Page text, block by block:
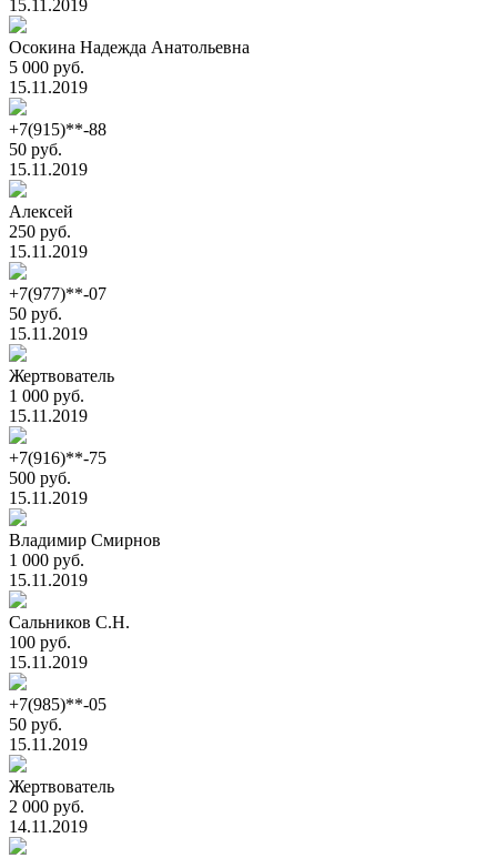
15.11.2019
Осокина Надежда Анатольевна
5 000 руб.
15.11.2019
+7(915)**-88
50 руб.
15.11.2019
Алексей
250 руб.
15.11.2019
+7(977)**-07
50 руб.
15.11.2019
Жертвователь
1 000 руб.
15.11.2019
+7(916)**-75
500 руб.
15.11.2019
Владимир Смирнов
1 000 руб.
15.11.2019
Сальников С.Н.
100 руб.
15.11.2019
+7(985)**-05
50 руб.
15.11.2019
Жертвователь
2 000 руб.
14.11.2019